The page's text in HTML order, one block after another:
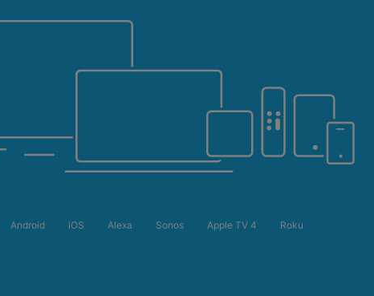
Android iOS Alexa Sonos Apple TV 4 Roku